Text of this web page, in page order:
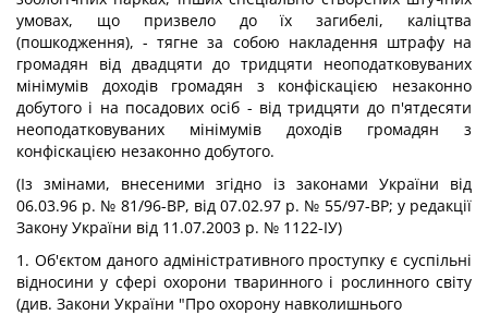
умовах, що призвело до їх загибелі, каліцтва
(пошкодження), - тягне за собою накладення штрафу на
громадян від двадцяти до тридцяти неоподатковуваних
мінімумів доходів громадян з конфіскацією незаконно
добутого і на посадових осіб - від тридцяти до п'ятдесяти
неоподатковуваних мінімумів доходів громадян з
конфіскацією незаконно добутого.
(Із змінами, внесеними згідно із законами України від
06.03.96 р. № 81/96-ВР, від 07.02.97 р. № 55/97-ВР; у редакції
Закону України від 11.07.2003 р. № 1122-ІУ)
1. Об'єктом даного адміністративного проступку є суспільні
відносини у сфері охорони тваринного і рослинного світу
(див. Закони України "Про охорону навколишнього